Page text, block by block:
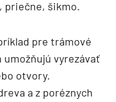
priečne, šikmo.
pre trámové
vyrezávať
otvory.
a z poréznych